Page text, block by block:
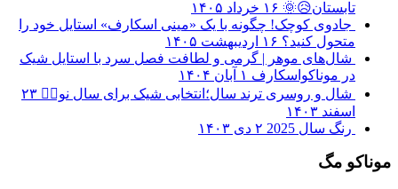
تابستان😥🌞 ۱۶ خرداد ۱۴۰۵
جادوی کوچک! چگونه با یک «مینی اسکارف» استایل خود را
متحول کنید؟ ۱۶ اردیبهشت ۱۴۰۵
شال‌های موهر | گرمی و لطافت فصل سرد با استایل شیک
در موناکواسکارف ۱ آبان ۱۴۰۴
شال و روسری ترند سال؛انتخابی شیک برای سال نو❤️‍🔥 ۲۳
اسفند ۱۴۰۳
رنگ سال 2025
۲ دی ۱۴۰۳
موناکو مگ